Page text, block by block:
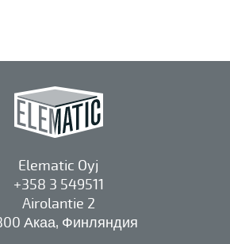
Elematic Oyj
+358 3 549511
Airolantie 2
Акаа, Финляндия